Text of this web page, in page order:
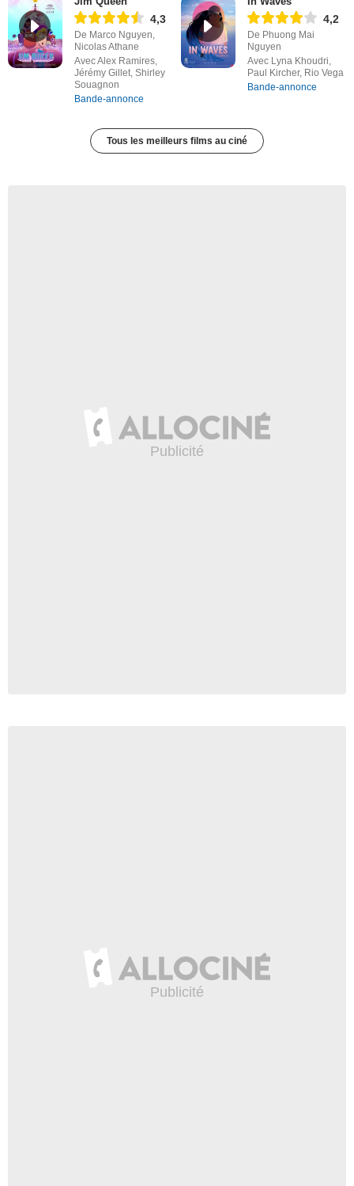
4,3
De Marco Nguyen,
Nicolas Athane
Avec Alex Ramires,
Jérémy Gillet, Shirley
Souagnon
Bande-annonce
4,2
De Phuong Mai
Nguyen
Avec Lyna Khoudri,
Paul Kircher, Rio Vega
Bande-annonce
Tous les meilleurs films au ciné